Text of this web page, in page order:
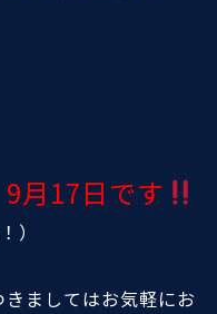
9月17日です
）
ましてはお気軽にお